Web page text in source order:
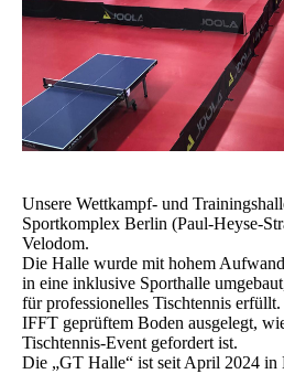
Unsere Wettkampf- und
Sportkomplex Berlin (Paul-Heyse-
Velodom.
Die Halle wurde mit hohem
in eine inklusive Sporthalle
für professionelles Tischtennis
IFFT geprüftem Boden ausgelegt,
Tischtennis-Event gefordert ist.
Die „GT Halle“ ist seit April 2024 in